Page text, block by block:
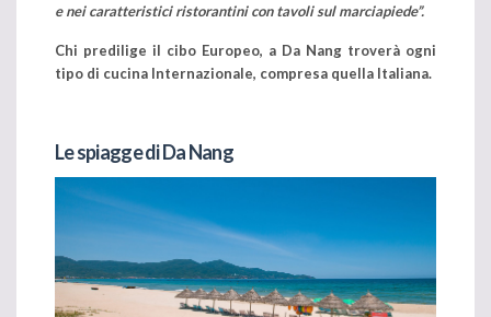
e nei caratteristici ristorantini con tavoli sul marciapiede”.
Chi predilige il cibo Europeo, a Da Nang troverà ogni
tipo di cucina Internazionale, compresa quella Italiana.
Le spiagge di Da Nang